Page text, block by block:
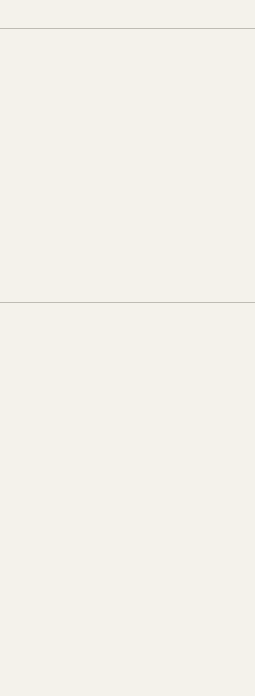
動する場合があります。
面にてご確認ください。